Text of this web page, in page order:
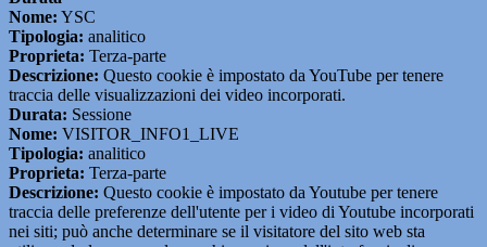
Nome: YSC
Tipologia: analitico
Proprieta: Terza-parte
Descrizione: Questo cookie è impostato da YouTube per tenere
traccia delle visualizzazioni dei video incorporati.
Durata: Sessione
Nome: VISITOR_INFO1_LIVE
Tipologia: analitico
Proprieta: Terza-parte
Descrizione: Questo cookie è impostato da Youtube per tenere
traccia delle preferenze dell'utente per i video di Youtube incorporati
nei siti; può anche determinare se il visitatore del sito web sta